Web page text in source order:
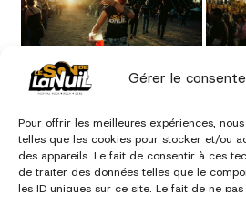
Gérer le
Pour offrir les meilleures expériences,
telles que les cookies pour stocker et/ou
des appareils. Le fait de consentir à ces
de traiter des données telles que le
les ID uniques sur ce site. Le fait de ne